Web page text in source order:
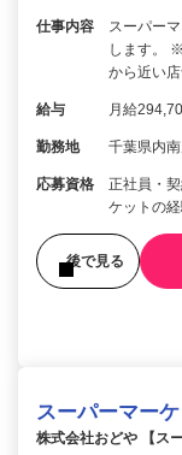
仕事内容
スーパー
します。
から近い
給与 月給
勤務地 千葉県内
応募資格
正社員・
ケットの
後で見る
スーパーマー
株式会社おどや 【ス